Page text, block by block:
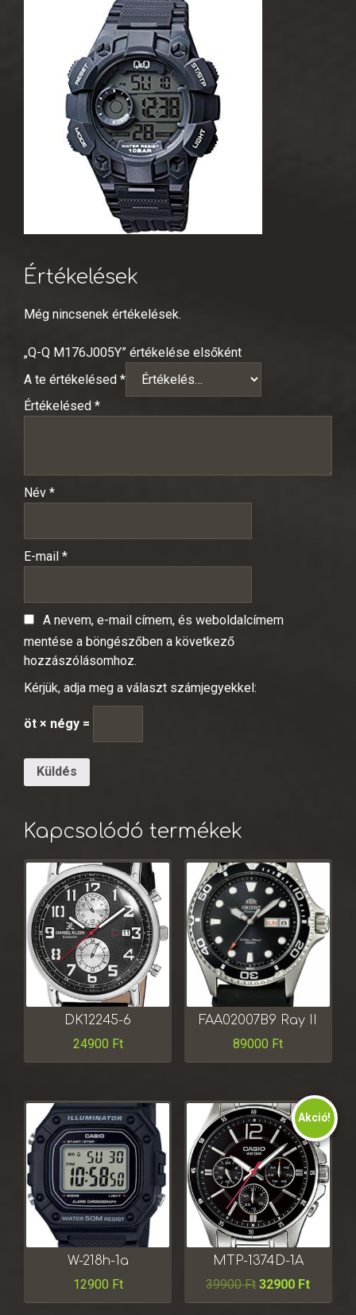
Értékelések
Még nincsenek értékelések.
„Q-Q M176J005Y” értékelése elsőként
A te értékelésed *
Értékelésed *
Név *
E-mail *
A nevem, e-mail címem, és weboldalcímem
mentése a böngészőben a következő
hozzászólásomhoz.
Kérjük, adja meg a választ számjegyekkel:
öt × négy =
Kapcsolódó termékek
DK12245-6
24900 Ft
FAA02007B9 Ray II
89000 Ft
W-218h-1a
12900 Ft
Akció!
MTP-1374D-1A
39900Ft 32900 Ft